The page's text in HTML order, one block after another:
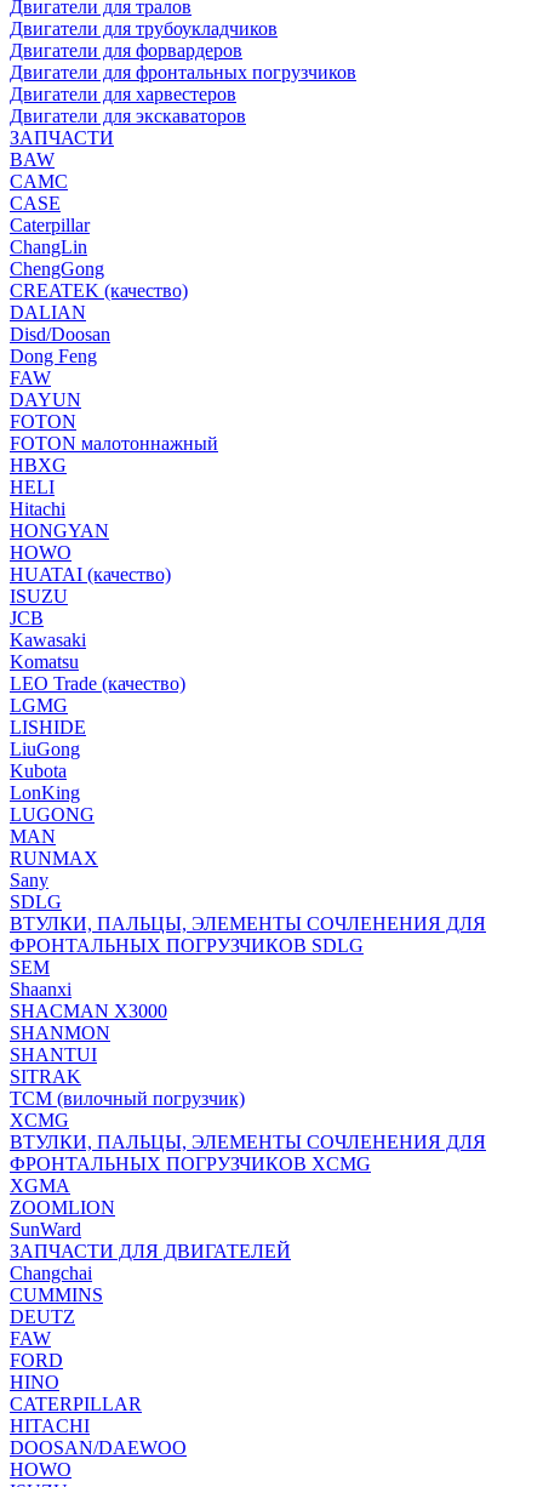
Двигатели для тралов
Двигатели для трубоукладчиков
Двигатели для форвардеров
Двигатели для фронтальных погрузчиков
Двигатели для харвестеров
Двигатели для экскаваторов
ЗАПЧАСТИ
BAW
CAMC
CASE
Caterpillar
ChangLin
ChengGong
CREATEK (качество)
DALIAN
Disd/Doosan
Dong Feng
FAW
DAYUN
FOTON
FOTON малотоннажный
HBXG
HELI
Hitachi
HONGYAN
HOWO
HUATAI (качество)
ISUZU
JCB
Kawasaki
Komatsu
LEO Trade (качество)
LGMG
LISHIDE
LiuGong
Kubota
LonKing
LUGONG
MAN
RUNMAX
Sany
SDLG
ВТУЛКИ, ПАЛЬЦЫ, ЭЛЕМЕНТЫ СОЧЛЕНЕНИЯ ДЛЯ
ФРОНТАЛЬНЫХ ПОГРУЗЧИКОВ SDLG
SEM
Shaanxi
SHACMAN X3000
SHANMON
SHANTUI
SITRAK
TCM (вилочный погрузчик)
XCMG
ВТУЛКИ, ПАЛЬЦЫ, ЭЛЕМЕНТЫ СОЧЛЕНЕНИЯ ДЛЯ
ФРОНТАЛЬНЫХ ПОГРУЗЧИКОВ XCMG
XGMA
ZOOMLION
SunWard
ЗАПЧАСТИ ДЛЯ ДВИГАТЕЛЕЙ
Changchai
CUMMINS
DEUTZ
FAW
FORD
HINO
CATERPILLAR
HITACHI
DOOSAN/DAEWOO
HOWO